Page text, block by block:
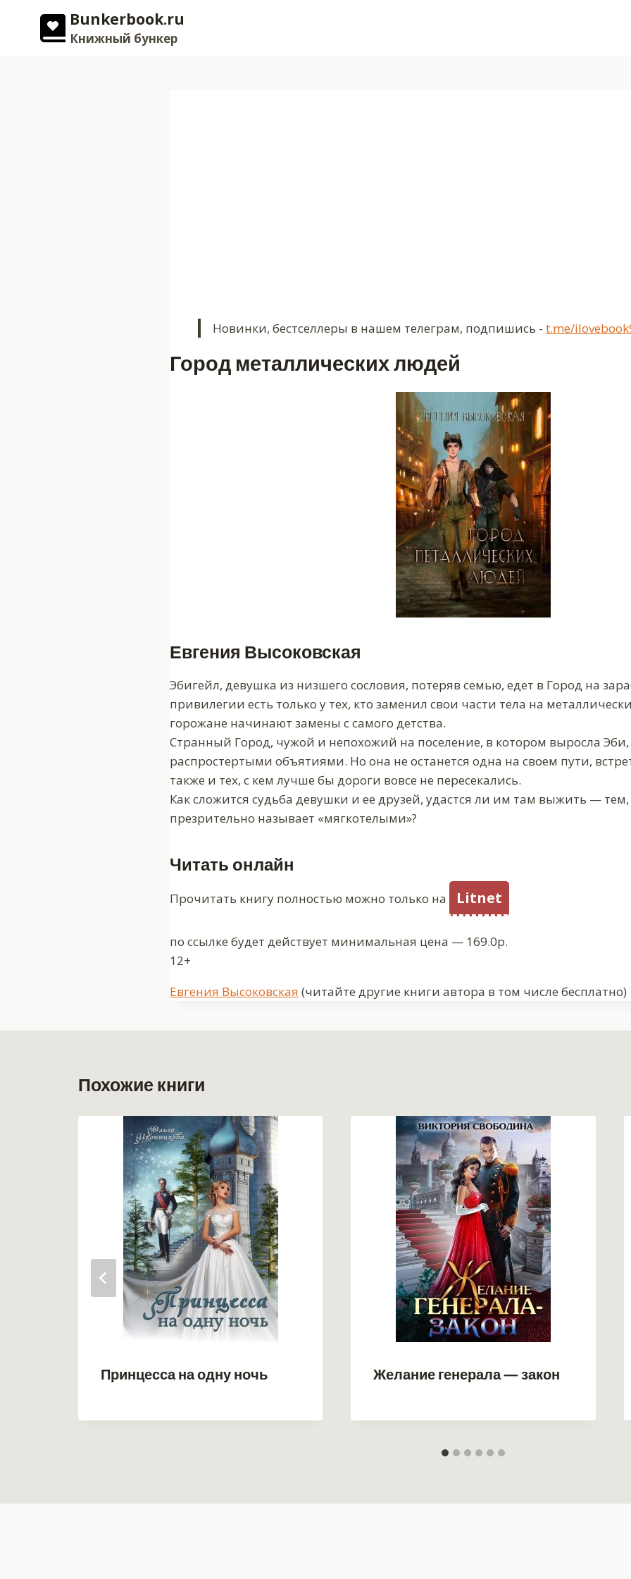
содержимому
Bunkerbook.ru
Книжный бункер
Новинки, бестселлеры в нашем телеграм, подпишись - t.me/
Город металлических людей
Евгения Высоковская
Эбигейл, девушка из низшего сословия, потеряв семью, едет в Город на
привилегии есть только у тех, кто заменил свои части тела на
горожане начинают замены с самого детства.
Странный Город, чужой и непохожий на поселение, в котором выросла Эби,
распростертыми объятиями. Но она не останется одна на своем пути,
также и тех, с кем лучше бы дороги вовсе не пересекались.
Как сложится судьба девушки и ее друзей, удастся ли им там выжить — тем,
презрительно называет «мягкотелыми»?
Читать онлайн
Прочитать книгу полностью можно только на Litnet
по ссылке будет действует минимальная цена — 169.0р.
12+
Метки
Евгения Высоковская (читайте другие книги автора в том числе бесплатно)
Похожие книги
Принцесса на одну ночь Желание генерала — закон